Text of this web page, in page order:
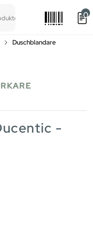
0
Duschblandare
-